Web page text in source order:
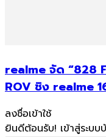
realme จัด “828
ROV ชิง realme
ลงชื่อเข้าใช้
ยินดีต้อนรับ! เข้าสู่ระบ